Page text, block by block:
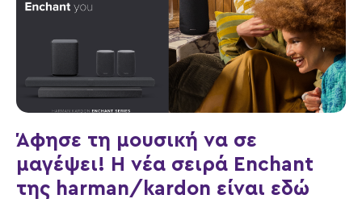
Άφησε τη μουσική να σε
μαγέψει! Η νέα σειρά Enchant
της harman/kardon είναι εδώ